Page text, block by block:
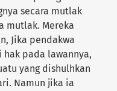
secara mutlak
mutlak. Mereka
Jika pendakwa
pada lawannya,
yang dishulhkan
Namun jika ia